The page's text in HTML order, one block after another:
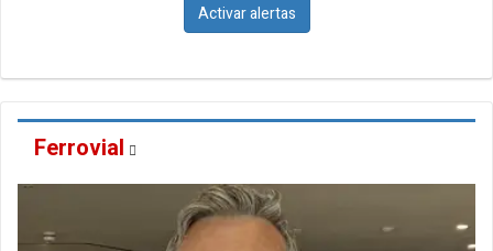
Activar alertas
Ferrovial